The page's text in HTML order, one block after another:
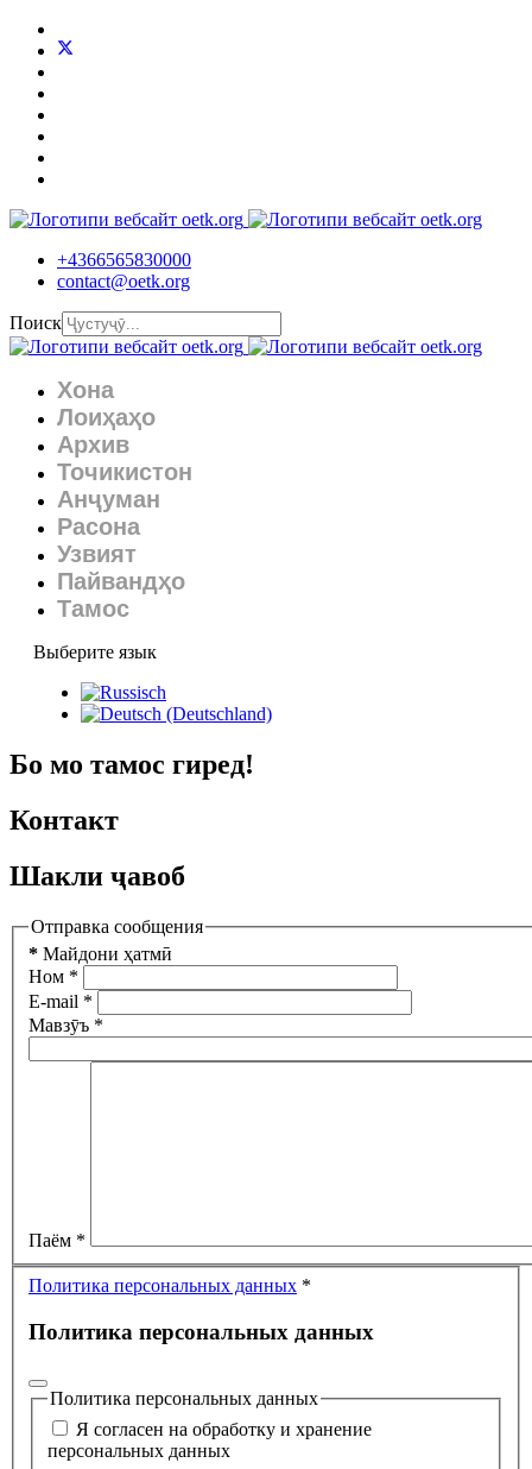
+4366565830000
contact@oetk.org
Поиск
Хона
Лоиҳаҳо
Архив
Точикистон
Анҷуман
Расона
Узвият
Пайвандҳо
Тамос
Выберите язык
Бо мо тамос гиред!
Контакт
Шакли ҷавоб
Отправка сообщения
* Майдони ҳатмӣ
Ном *
E-mail *
Мавзӯъ *
Паём *
Политика персональных данных *
Политика персональных данных
Политика персональных данных
Я согласен на обработку и хранение
персональных данных